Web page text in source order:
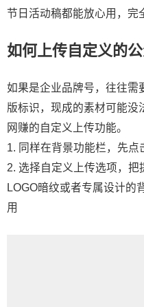
节日活动稿都能放心用，完
如何上传自定义的
如果是企业品牌号，往往需
版标识，现成的素材可能没
网赚的自定义上传功能。
1. 同样在背景功能栏，先点
2. 选择自定义上传选项，把
LOGO暗纹或者专属设计的
用